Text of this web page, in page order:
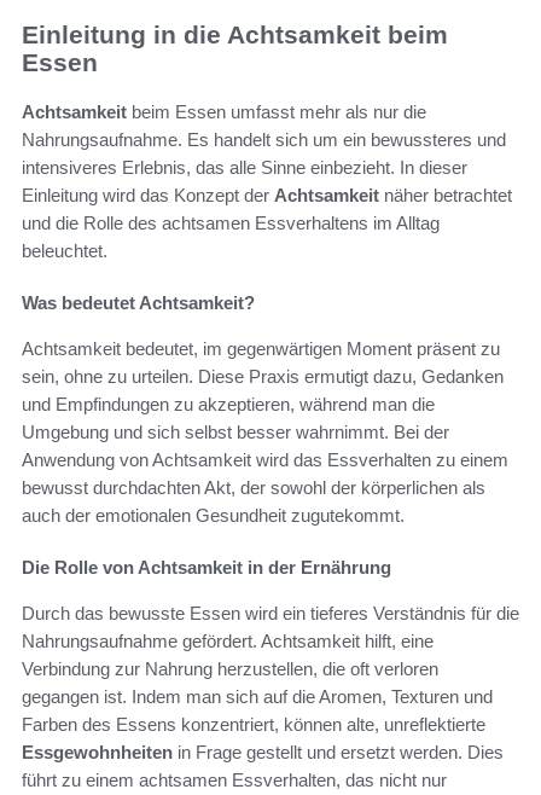
Einleitung in die Achtsamkeit beim
Essen
Achtsamkeit beim Essen umfasst mehr als nur die
Nahrungsaufnahme. Es handelt sich um ein bewussteres und
intensiveres Erlebnis, das alle Sinne einbezieht. In dieser
Einleitung wird das Konzept der Achtsamkeit näher betrachtet
und die Rolle des achtsamen Essverhaltens im Alltag
beleuchtet.
Was bedeutet Achtsamkeit?
Achtsamkeit bedeutet, im gegenwärtigen Moment präsent zu
sein, ohne zu urteilen. Diese Praxis ermutigt dazu, Gedanken
und Empfindungen zu akzeptieren, während man die
Umgebung und sich selbst besser wahrnimmt. Bei der
Anwendung von Achtsamkeit wird das Essverhalten zu einem
bewusst durchdachten Akt, der sowohl der körperlichen als
auch der emotionalen Gesundheit zugutekommt.
Die Rolle von Achtsamkeit in der Ernährung
Durch das bewusste Essen wird ein tieferes Verständnis für die
Nahrungsaufnahme gefördert. Achtsamkeit hilft, eine
Verbindung zur Nahrung herzustellen, die oft verloren
gegangen ist. Indem man sich auf die Aromen, Texturen und
Farben des Essens konzentriert, können alte, unreflektierte
Essgewohnheiten in Frage gestellt und ersetzt werden. Dies
führt zu einem achtsamen Essverhalten, das nicht nur